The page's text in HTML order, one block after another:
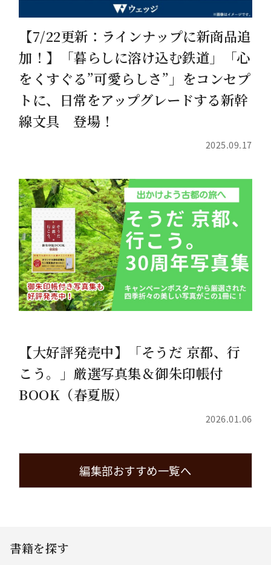
【7/22更新：ラインナップに新商品追
加！】「暮らしに溶け込む鉄道」「心
をくすぐる”可愛らしさ”」をコンセプ
トに、日常をアップグレードする新幹
線文具 登場！
2025.09.17
【大好評発売中】「そうだ 京都、行
こう。」厳選写真集＆御朱印帳付
BOOK（春夏版）
2026.01.06
編集部おすすめ一覧へ
書籍を探す